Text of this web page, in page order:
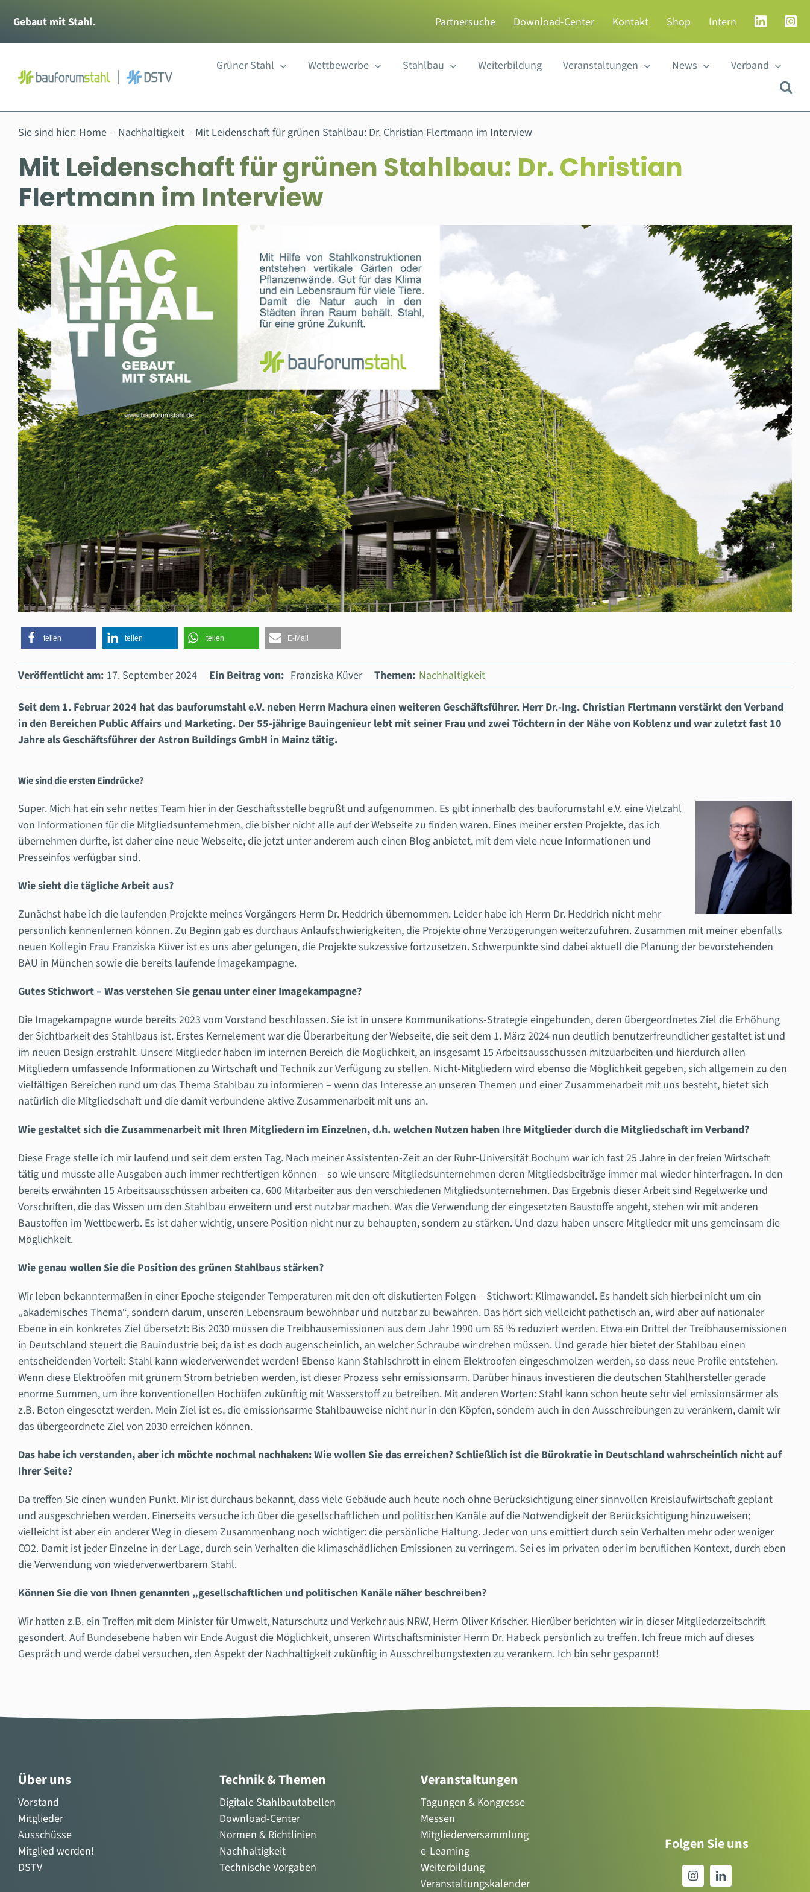
Inhalt
springen
Gebaut mit Stahl. Partnersuche Download-Center Kontakt Shop Intern
Grüner Stahl Wettbewerbe Stahlbau Weiterbildung Veranstaltungen News Verband
Sie sind hier: Home Nachhaltigkeit Mit Leidenschaft für grünen Stahlbau: Dr. Christian Flertmann im Interview
Mit Leidenschaft für grünen Stahlbau: Dr. Christian
Flertmann im Interview
teilen teilen teilen E-Mail
Veröffentlicht am: 17. September 2024 Ein Beitrag von: Franziska Küver Themen: Nachhaltigkeit
Seit dem 1. Februar 2024 hat das bauforumstahl e.V. neben Herrn Machura einen weiteren Geschäftsführer. Herr Dr.-Ing. Christian Flertmann verstärkt den Verband
in den Bereichen Public Affairs und Marketing. Der 55-jährige Bauingenieur lebt mit seiner Frau und zwei Töchtern in der Nähe von Koblenz und war zuletzt fast 10
Jahre als Geschäftsführer der Astron Buildings GmbH in Mainz tätig.
Wie sind die ersten Eindrücke?
Super. Mich hat ein sehr nettes Team hier in der Geschäftsstelle begrüßt und aufgenommen. Es gibt innerhalb des bauforumstahl e.V. eine Vielzahl
von Informationen für die Mitgliedsunternehmen, die bisher nicht alle auf der Webseite zu finden waren. Eines meiner ersten Projekte, das ich
übernehmen durfte, ist daher eine neue Webseite, die jetzt unter anderem auch einen Blog anbietet, mit dem viele neue Informationen und
Presseinfos verfügbar sind.
Wie sieht die tägliche Arbeit aus?
Zunächst habe ich die laufenden Projekte meines Vorgängers Herrn Dr. Heddrich übernommen. Leider habe ich Herrn Dr. Heddrich nicht mehr
persönlich kennenlernen können. Zu Beginn gab es durchaus Anlaufschwierigkeiten, die Projekte ohne Verzögerungen weiterzuführen. Zusammen mit meiner ebenfalls
neuen Kollegin Frau Franziska Küver ist es uns aber gelungen, die Projekte sukzessive fortzusetzen. Schwerpunkte sind dabei aktuell die Planung der bevorstehenden
BAU in München sowie die bereits laufende Imagekampagne.
Gutes Stichwort – Was verstehen Sie genau unter einer Imagekampagne?
Die Imagekampagne wurde bereits 2023 vom Vorstand beschlossen. Sie ist in unsere Kommunikations-Strategie eingebunden, deren übergeordnetes Ziel die Erhöhung
der Sichtbarkeit des Stahlbaus ist. Erstes Kernelement war die Überarbeitung der Webseite, die seit dem 1. März 2024 nun deutlich benutzerfreundlicher gestaltet ist und
im neuen Design erstrahlt. Unsere Mitglieder haben im internen Bereich die Möglichkeit, an insgesamt 15 Arbeitsausschüssen mitzuarbeiten und hierdurch allen
Mitgliedern umfassende Informationen zu Wirtschaft und Technik zur Verfügung zu stellen. Nicht-Mitgliedern wird ebenso die Möglichkeit gegeben, sich allgemein zu den
vielfältigen Bereichen rund um das Thema Stahlbau zu informieren – wenn das Interesse an unseren Themen und einer Zusammenarbeit mit uns besteht, bietet sich
natürlich die Mitgliedschaft und die damit verbundene aktive Zusammenarbeit mit uns an.
Wie gestaltet sich die Zusammenarbeit mit Ihren Mitgliedern im Einzelnen, d.h. welchen Nutzen haben Ihre Mitglieder durch die Mitgliedschaft im Verband?
Diese Frage stelle ich mir laufend und seit dem ersten Tag. Nach meiner Assistenten-Zeit an der Ruhr-Universität Bochum war ich fast 25 Jahre in der freien Wirtschaft
tätig und musste alle Ausgaben auch immer rechtfertigen können – so wie unsere Mitgliedsunternehmen deren Mitgliedsbeiträge immer mal wieder hinterfragen. In den
bereits erwähnten 15 Arbeitsausschüssen arbeiten ca. 600 Mitarbeiter aus den verschiedenen Mitgliedsunternehmen. Das Ergebnis dieser Arbeit sind Regelwerke und
Vorschriften, die das Wissen um den Stahlbau erweitern und erst nutzbar machen. Was die Verwendung der eingesetzten Baustoffe angeht, stehen wir mit anderen
Baustoffen im Wettbewerb. Es ist daher wichtig, unsere Position nicht nur zu behaupten, sondern zu stärken. Und dazu haben unsere Mitglieder mit uns gemeinsam die
Möglichkeit.
Wie genau wollen Sie die Position des grünen Stahlbaus stärken?
Wir leben bekanntermaßen in einer Epoche steigender Temperaturen mit den oft diskutierten Folgen – Stichwort: Klimawandel. Es handelt sich hierbei nicht um ein
„akademisches Thema“, sondern darum, unseren Lebensraum bewohnbar und nutzbar zu bewahren. Das hört sich vielleicht pathetisch an, wird aber auf nationaler
Ebene in ein konkretes Ziel übersetzt: Bis 2030 müssen die Treibhausemissionen aus dem Jahr 1990 um 65 % reduziert werden. Etwa ein Drittel der Treibhausemissionen
in Deutschland steuert die Bauindustrie bei; da ist es doch augenscheinlich, an welcher Schraube wir drehen müssen. Und gerade hier bietet der Stahlbau einen
entscheidenden Vorteil: Stahl kann wiederverwendet werden! Ebenso kann Stahlschrott in einem Elektroofen eingeschmolzen werden, so dass neue Profile entstehen.
Wenn diese Elektroöfen mit grünem Strom betrieben werden, ist dieser Prozess sehr emissionsarm. Darüber hinaus investieren die deutschen Stahlhersteller gerade
enorme Summen, um ihre konventionellen Hochöfen zukünftig mit Wasserstoff zu betreiben. Mit anderen Worten: Stahl kann schon heute sehr viel emissionsärmer als
z.B. Beton eingesetzt werden. Mein Ziel ist es, die emissionsarme Stahlbauweise nicht nur in den Köpfen, sondern auch in den Ausschreibungen zu verankern, damit wir
das übergeordnete Ziel von 2030 erreichen können.
Das habe ich verstanden, aber ich möchte nochmal nachhaken: Wie wollen Sie das erreichen? Schließlich ist die Bürokratie in Deutschland wahrscheinlich nicht auf
Ihrer Seite?
Da treffen Sie einen wunden Punkt. Mir ist durchaus bekannt, dass viele Gebäude auch heute noch ohne Berücksichtigung einer sinnvollen Kreislaufwirtschaft geplant
und ausgeschrieben werden. Einerseits versuche ich über die gesellschaftlichen und politischen Kanäle auf die Notwendigkeit der Berücksichtigung hinzuweisen;
vielleicht ist aber ein anderer Weg in diesem Zusammenhang noch wichtiger: die persönliche Haltung. Jeder von uns emittiert durch sein Verhalten mehr oder weniger
CO2. Damit ist jeder Einzelne in der Lage, durch sein Verhalten die klimaschädlichen Emissionen zu verringern. Sei es im privaten oder im beruflichen Kontext, durch eben
die Verwendung von wiederverwertbarem Stahl.
Können Sie die von Ihnen genannten „gesellschaftlichen und politischen Kanäle näher beschreiben?
Wir hatten z.B. ein Treffen mit dem Minister für Umwelt, Naturschutz und Verkehr aus NRW, Herrn Oliver Krischer. Hierüber berichten wir in dieser Mitgliederzeitschrift
gesondert.Auf Bundesebene haben wir Ende August die Möglichkeit, unseren Wirtschaftsminister Herrn Dr. Habeck persönlich zu treffen. Ich freue mich auf dieses
Gespräch und werde dabei versuchen, den Aspekt der Nachhaltigkeit zukünftig in Ausschreibungstexten zu verankern. Ich bin sehr gespannt!
Über uns
Vorstand
Mitglieder
Ausschüsse
Mitglied werden!
DSTV
Technik & Themen
Digitale Stahlbautabellen
Download-Center
Normen & Richtlinien
Nachhaltigkeit
Technische Vorgaben
Veranstaltungen
Tagungen & Kongresse
Messen
Mitgliederversammlung
e-Learning
Weiterbildung
Veranstaltungskalender
Folgen Sie uns